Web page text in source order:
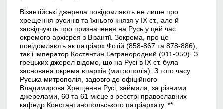
Візантійські джерела повідомляють не лише про
хрещення русинів та їхнього князя у ІХ ст., але й
засвідчують про призначення на Русь у цей час
окремого архієрея з Візантії. Зокрема, про це
повідомляють як патріарх Фотій (858-867 та 878-886),
так і імператор Костянтин Багрянородний (911-959). З
грецьких джерел відомо, що на Русі в IX ст. була
заснована окрема єпархія (митрополія). З того часу
Руська митрополія, задовго до офіційного
Владимирова Хрещення Русі, займала, за різними
джерелами, 60 та 61 місце в реєстрі православних
кафедр Константинопольського патріархату. **